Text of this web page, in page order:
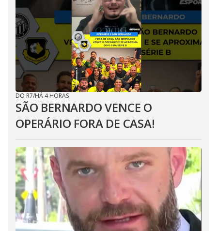
DO R7/HÁ 4 HORAS
SÃO BERNARDO VENCE O
OPERÁRIO FORA DE CASA!